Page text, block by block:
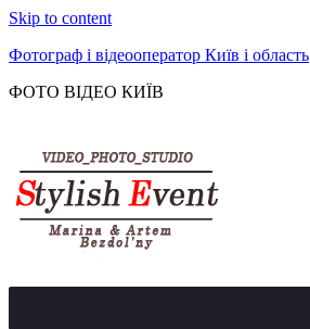
Skip to content
Фотограф і відеооператор Київ і область
ФОТО ВІДЕО КИЇВ